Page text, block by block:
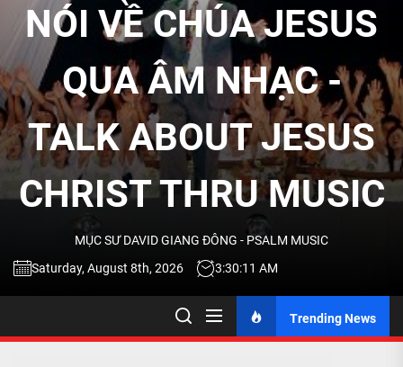
QUA
ÂM
NHẠC
TALK
NÓI VỀ CHÚA JESUS
QUA ÂM NHẠC -
TALK ABOUT JESUS
CHRIST THRU MUSIC
MỤC SƯ DAVID GIANG ĐÔNG - PSALM MUSIC
Saturday, August 8th, 2026
3:30:12 AM
Trending News